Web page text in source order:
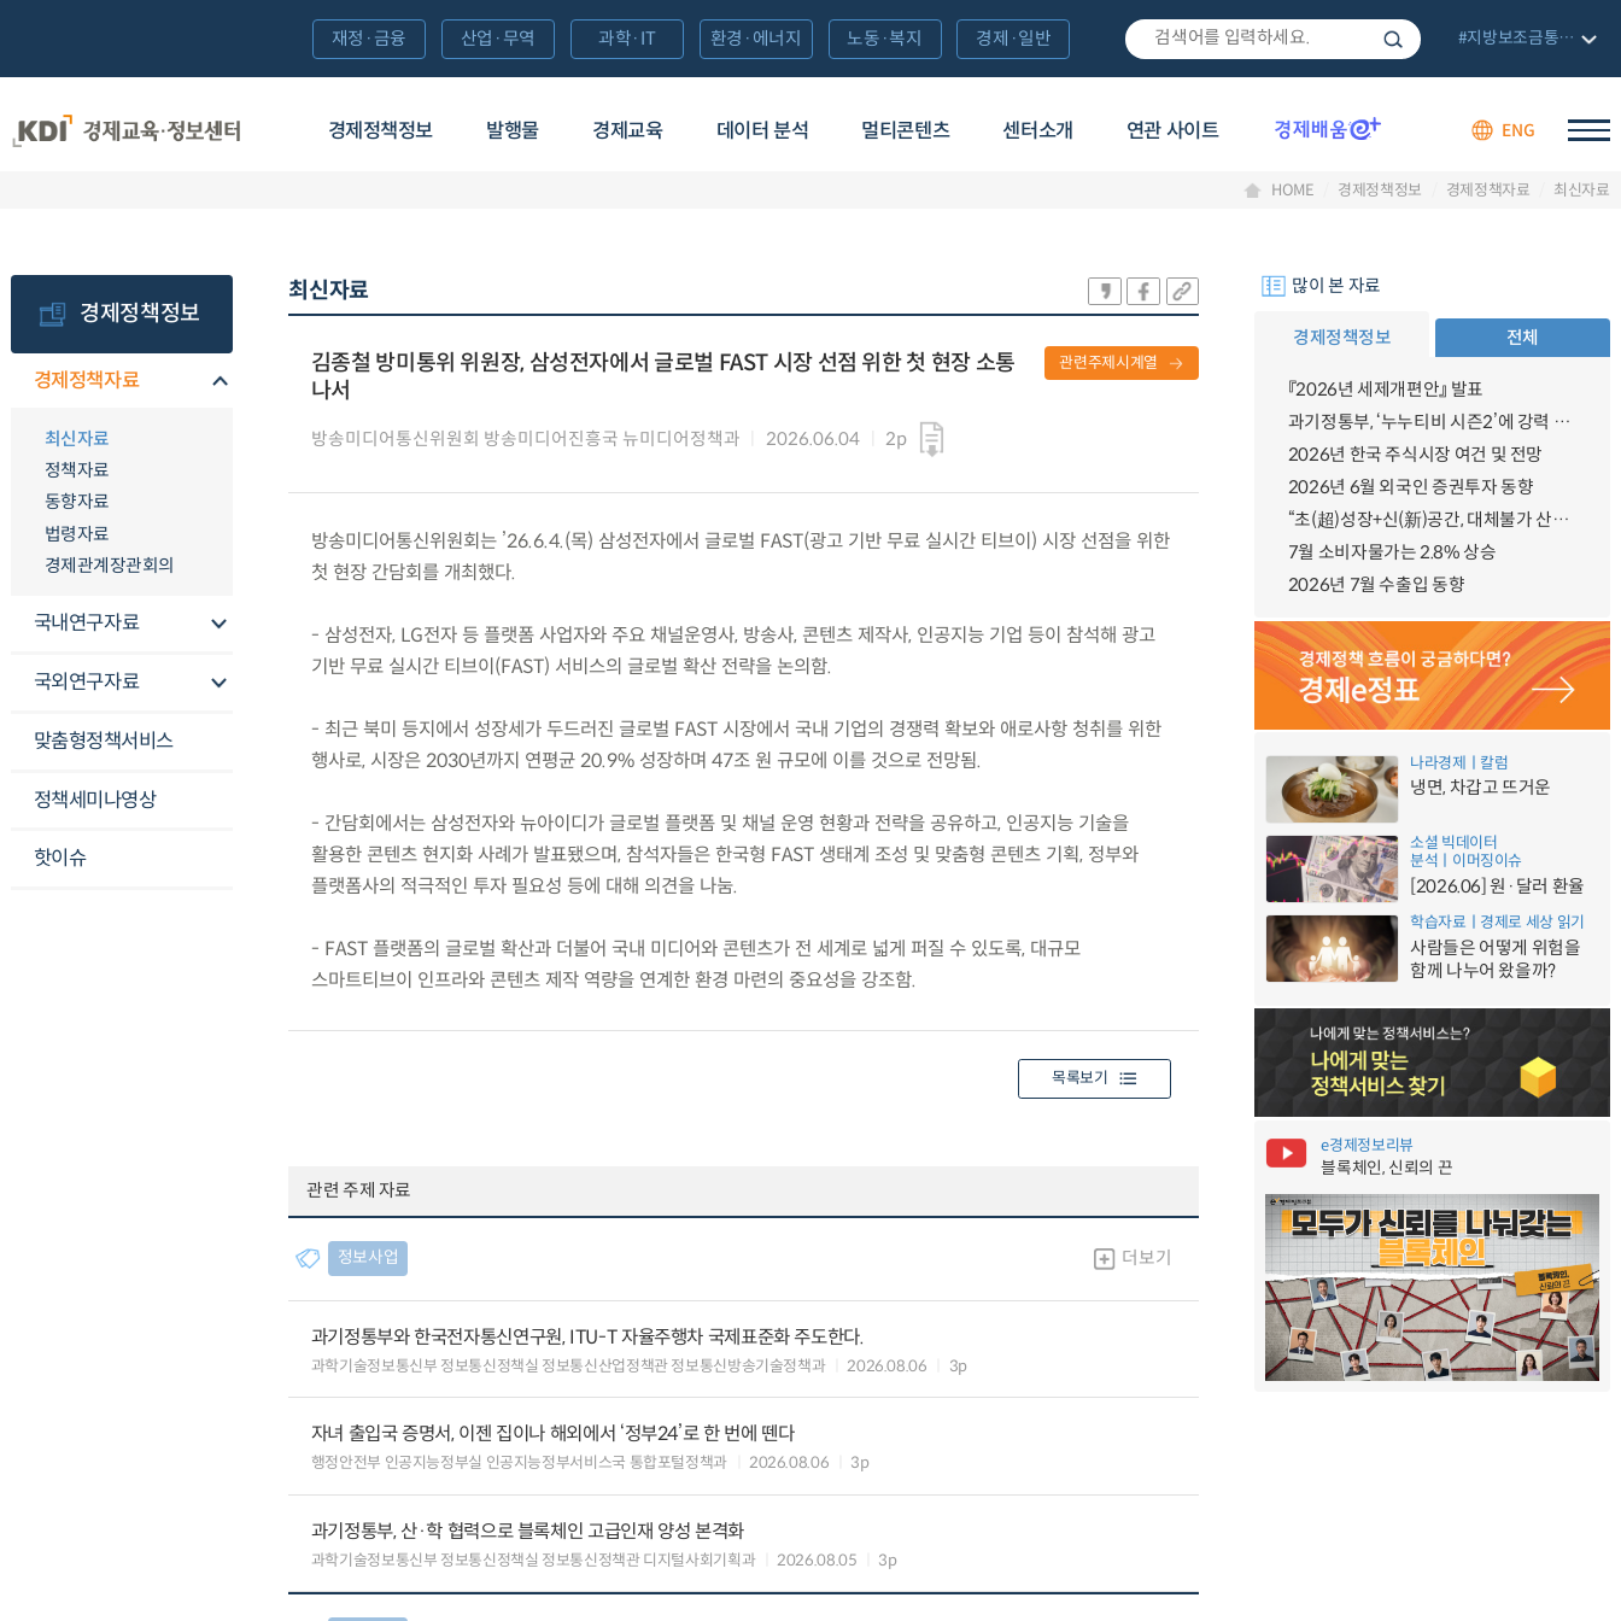
경제정책정보 발행물 경제교육 데이터 분석 멀티콘텐츠 센터소개 연관 사이트 ENG
재정·금융 산업·무역 과학·IT 환경·에너지 노동·복지 경제·일반 #지방보조금통합관리망
HOME 경제정책정보 경제정책자료 최신자료
경제정책정보
경제정책자료
최신자료
정책자료
동향자료
법령자료
경제관계장관회의
국내연구자료
국외연구자료
맞춤형정책서비스
정책세미나영상
핫이슈
최신자료
김종철 방미통위 위원장, 삼성전자에서 글로벌 FAST 시장 선점 위한 첫 현장 소통
나서
방송미디어통신위원회 방송미디어진흥국 뉴미디어정책과 2026.06.04 2p
관련주제시계열
방송미디어통신위원회는 ’26.6.4.(목) 삼성전자에서 글로벌 FAST(광고 기반 무료 실시간 티브이) 시장 선점을 위한
첫 현장 간담회를 개최했다.
- 삼성전자, LG전자 등 플랫폼 사업자와 주요 채널운영사, 방송사, 콘텐츠 제작사, 인공지능 기업 등이 참석해 광고
기반 무료 실시간 티브이(FAST) 서비스의 글로벌 확산 전략을 논의함.
- 최근 북미 등지에서 성장세가 두드러진 글로벌 FAST 시장에서 국내 기업의 경쟁력 확보와 애로사항 청취를 위한
행사로, 시장은 2030년까지 연평균 20.9% 성장하며 47조 원 규모에 이를 것으로 전망됨.
- 간담회에서는 삼성전자와 뉴아이디가 글로벌 플랫폼 및 채널 운영 현황과 전략을 공유하고, 인공지능 기술을
활용한 콘텐츠 현지화 사례가 발표됐으며, 참석자들은 한국형 FAST 생태계 조성 및 맞춤형 콘텐츠 기획, 정부와
플랫폼사의 적극적인 투자 필요성 등에 대해 의견을 나눔.
- FAST 플랫폼의 글로벌 확산과 더불어 국내 미디어와 콘텐츠가 전 세계로 넓게 퍼질 수 있도록, 대규모
스마트티브이 인프라와 콘텐츠 제작 역량을 연계한 환경 마련의 중요성을 강조함.
목록보기
관련 주제 자료
정보사업 더보기
과기정통부와 한국전자통신연구원, ITU-T 자율주행차 국제표준화 주도한다.
과학기술정보통신부 정보통신정책실 정보통신산업정책관 정보통신방송기술정책과 2026.08.06 3p
자녀 출입국 증명서, 이젠 집이나 해외에서 ‘정부24’로 한 번에 뗀다
행정안전부 인공지능정부실 인공지능정부서비스국 통합포털정책과 2026.08.06 3p
과기정통부, 산·학 협력으로 블록체인 고급인재 양성 본격화
과학기술정보통신부 정보통신정책실 정보통신정책관 디지털사회기획과 2026.08.05 3p
많이 본 자료
경제정책정보 전체
『2026년 세제개편안』 발표
과기정통부, ‘누누티비 시즌2’에 강력 대응 의지 밝혀
2026년 한국 주식시장 여건 및 전망
2026년 6월 외국인 증권투자 동향
“초(超)성장+신(新)공간, 대체불가 산업강국”
7월 소비자물가는 2.8% 상승
2026년 7월 수출입 동향
나라경제ㅣ칼럼
냉면, 차갑고 뜨거운
소셜 빅데이터
분석ㅣ이머징이슈
[2026.06] 원·달러 환율
학습자료ㅣ경제로 세상 읽기
사람들은 어떻게 위험을
함께 나누어 왔을까?
e경제정보리뷰
블록체인, 신뢰의 끈